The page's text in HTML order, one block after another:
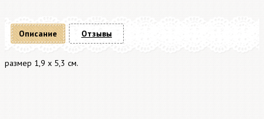
Описание
размер 1,9 x 5,3 см.
Отзывы